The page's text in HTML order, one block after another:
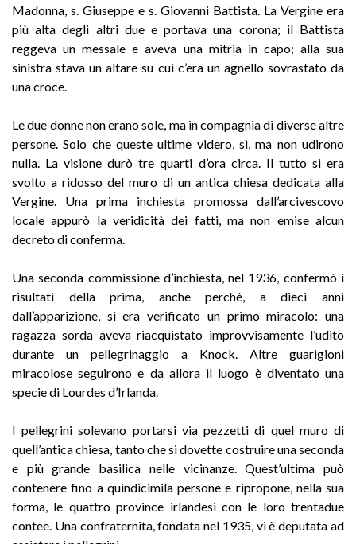
Madonna, s. Giuseppe e s. Giovanni Battista. La Vergine era
più alta degli altri due e portava una corona; il Battista
reggeva un messale e aveva una mitria in capo; alla sua
sinistra stava un altare su cui c’era un agnello sovrastato da
una croce.
Le due donne non erano sole, ma in compagnia di diverse altre
persone. Solo che queste ultime videro, sì, ma non udirono
nulla. La visione durò tre quarti d’ora circa. Il tutto si era
svolto a ridosso del muro di un antica chiesa dedicata alla
Vergine. Una prima inchiesta promossa dall’arcivescovo
locale appurò la veridicità dei fatti, ma non emise alcun
decreto di conferma.
Una seconda commissione d’inchiesta, nel 1936, confermò i
risultati della prima, anche perché, a dieci anni
dall’apparizione, si era verificato un primo miracolo: una
ragazza sorda aveva riacquistato improvvisamente l’udito
durante un pellegrinaggio a Knock. Altre guarigioni
miracolose seguirono e da allora il luogo è diventato una
specie di Lourdes d’Irlanda.
I pellegrini solevano portarsi via pezzetti di quel muro di
quell’antica chiesa, tanto che si dovette costruire una seconda
e più grande basilica nelle vicinanze. Quest’ultima può
contenere fino a quindicimila persone e ripropone, nella sua
forma, le quattro province irlandesi con le loro trentadue
contee. Una confraternita, fondata nel 1935, vi è deputata ad